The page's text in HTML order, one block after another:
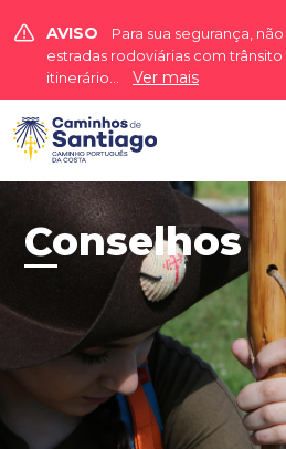
 AVISO
Para sua segurança,
estradas rodoviárias com
itinerário...
Ver mais
Conselhos